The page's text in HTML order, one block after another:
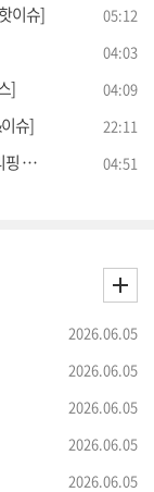
이슈] 05:12
04:03
] 04:09
슈] 22:11
] 04:51
2026.06.05
2026.06.05
2026.06.05
2026.06.05
2026.06.05